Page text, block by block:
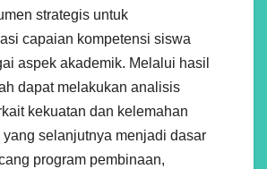
strategis untuk
capaian kompetensi siswa
aspek akademik. Melalui hasil
dapat melakukan analisis
kekuatan dan kelemahan
yang selanjutnya menjadi dasar
program pembinaan,